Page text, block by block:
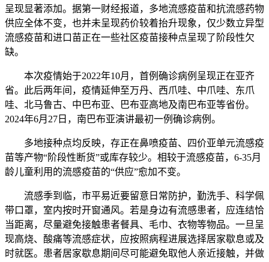
呈现显著添加。据第一财经报道，多地流感疫苗和抗流感药物
供应全体不变，也并未呈现药价较着抬升现象，仅少数立异型
流感疫苗和进口苗正在一些社区疫苗接种点呈现了阶段性欠
缺。
本次疫情始于2022年10月，首例确诊病例呈现正在亚齐
省。此后两年间，疫情延伸至万丹、西爪哇、中爪哇、东爪
哇、北马鲁古、中巴布亚、巴布亚高地及南巴布亚等省份。
2024年6月27日，南巴布亚演讲最初一例确诊病例。
多地接种点均反映，存正在鼻喷疫苗、四价亚单元流感疫
苗等产物“阶段性断货”或库存较少。相较于流感疫苗，6-35月
龄儿童利用的流感疫苗的“供应”愈加不变。
流感季到临，市平易近要留意日常防护，勤洗手、科学佩
带口罩，室内按时开窗通风。若是身边有流感患者，应连结恰
当距离，尽量避免接触患者餐具、毛巾、衣物等物品。一旦呈
现高烧、酸痛等流感症状，应按照病程进展选择居家歇息或及
时就医。患者居家歇息期间尽可能避免取他人亲近接触，并做